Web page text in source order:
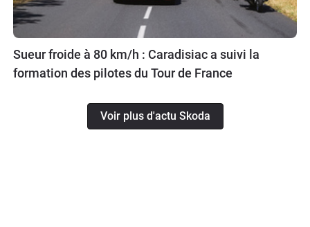
Sueur froide à 80 km/h : Caradisiac a suivi la
formation des pilotes du Tour de France
Voir plus d'actu Skoda